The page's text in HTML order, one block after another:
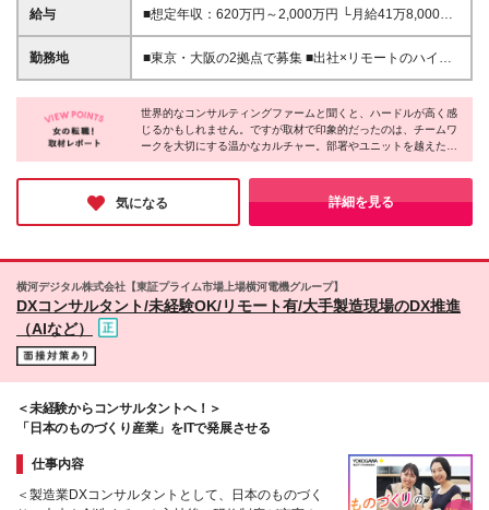
務経験（要件定義などの上流工程を想定） ・事業会
画、業務改善、プロジェクトリード／マネジメントな
ど 【このような方をお待ちしています！】 □社会課
を描くだけでなく、成果にもこだわりたい □グローバ
ルな環境で多彩な知見を身につけたい □キャリアと私
生活を両立したい
給与
■想定年収：620万円～2,000万円 └月給41万8,000
円〜160万8,400円＋賞与 ※月給には、固定残業代
（12万1,700円〜24万2,700円／1ヶ月あたり50時間
（期間中の条件に変更はありません）
勤務地
■東京・大阪の2拠点で募集 ■出社×リモートのハイブ
リッドワークOK 【東京｜二重橋オフィス】 東京都千
代田区丸の内3-2-3 丸の内二重橋ビルディング 【大
阪オフィス】 大阪府大阪市中央区今橋4-1-1 淀屋橋
三井ビルディング ※(仕事内容欄：変更の範囲)仕事内
容欄の記載を除く当社業務全般 ※(勤務地欄：変更の
範囲)勤務地欄の記載を除く当社関連勤務地
世界的なコンサルティングファームと聞くと、ハードルが高く感
じるかもしれません。ですが取材で印象的だったのは、チームワ
ークを大切にする温かなカルチャー。部署やユニットを越えた連
携が日常的で、多様な専門性を持つメンバー同士が知見を共有し
ながら課題解決に取り組んでいます。また、柔軟な働き方を“自然
に活用できる風土”も魅力。経験を活かし、新たなキャリアに挑戦
したい方におすすめしたい企業です。
気になる 詳細を見る
横河デジタル株式会社【東証プライム市場上場横河電機グループ】
DXコンサルタント/未経験OK/リモート有/大手製造現場のDX推進
（AIなど）
＜未経験からコンサルタントへ！＞
「日本のものづくり産業」をITで発展させる
仕事内容
＜製造業DXコンサルタントとして、日本のものづく